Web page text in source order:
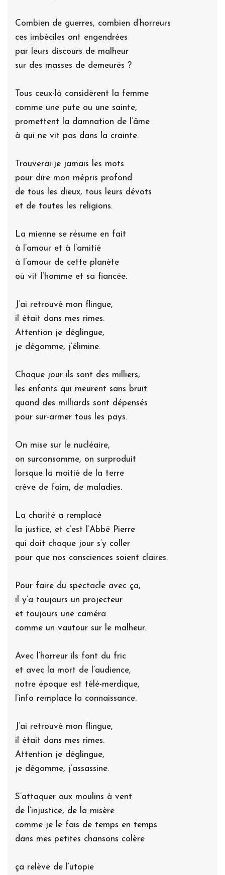
Combien de guerres, combien d’horreurs
ces imbéciles ont engendrées
par leurs discours de malheur
sur des masses de demeurés ?
Tous ceux-là considèrent la femme
comme une pute ou une sainte,
promettent la damnation de l’âme
à qui ne vit pas dans la crainte.
Trouverai-je jamais les mots
pour dire mon mépris profond
de tous les dieux, tous leurs dévots
et de toutes les religions.
La mienne se résume en fait
à l’amour et à l’amitié
à l’amour de cette planète
où vit l’homme et sa fiancée.
J’ai retrouvé mon flingue,
il était dans mes rimes.
Attention je déglingue,
je dégomme, j’élimine.
Chaque jour ils sont des milliers,
les enfants qui meurent sans bruit
quand des milliards sont dépensés
pour sur-armer tous les pays.
On mise sur le nucléaire,
on surconsomme, on surproduit
lorsque la moitié de la terre
crève de faim, de maladies.
La charité a remplacé
la justice, et c’est l’Abbé Pierre
qui doit chaque jour s’y coller
pour que nos consciences soient claires.
Pour faire du spectacle avec ça,
il y’a toujours un projecteur
et toujours une caméra
comme un vautour sur le malheur.
Avec l’horreur ils font du fric
et avec la mort de l’audience,
notre époque est télé-merdique,
l’info remplace la connaissance.
J’ai retrouvé mon flingue,
il était dans mes rimes.
Attention je déglingue,
je dégomme, j’assassine.
S’attaquer aux moulins à vent
de l’injustice, de la misère
comme je le fais de temps en temps
dans mes petites chansons colère
ça relève de l’utopie